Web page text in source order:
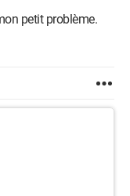
petit problème.